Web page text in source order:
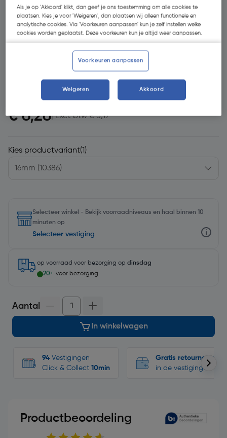
- 9 %
€ 6,26| Excl. btw € 5,17
Kies productvariant(1)
Selecteer winkel - Bekijk voorraadniveaus en haal binnen 10
minuten op
Selecteer vestiging
op voorraad voor bezorging op dinsdag
20+ voor bezorging
Aantal
In winkelwagen
94 Vestigingen
Click & Collect 10min
Gratis retourneren
in de vestigingen
Productbeoordeling
Als je op 'Akkoord' klikt, dan geef je ons toestemming om alle cookies te
plaatsen. Kies je voor 'Weigeren', dan plaatsen wij alleen functionele en
analytische cookies. Via 'Voorkeuren aanpassen' kun je zelf instellen welke
cookies worden geplaatst. Deze voorkeuren kun je altijd weer aanpassen.
Voorkeuren aanpassen
Weigeren Akkoord